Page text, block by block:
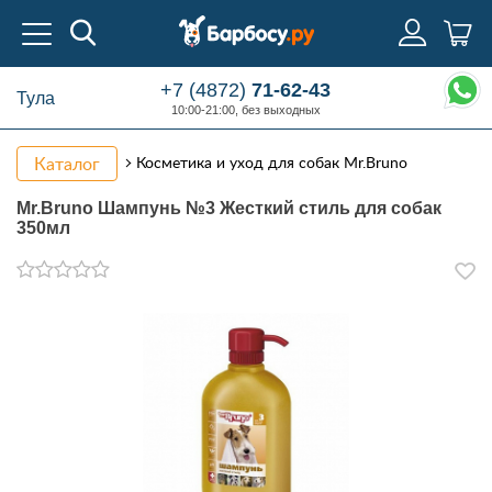
Тула +7 (4872)71-62-43
10:00-21:00, без выходных
Каталог Косметика и уход для собак Mr.Bruno
Mr.Bruno Шампунь №3 Жесткий стиль для собак
350мл